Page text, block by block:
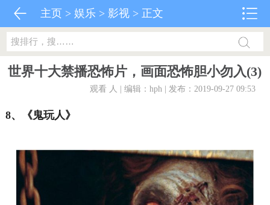
主页 >娱乐 >影视 > 正文
世界十大禁播恐怖片，画面恐怖胆小勿入(3)
观看 人 | 编辑：hph | 发布：2019-09-27 09:53
8、《鬼玩人》